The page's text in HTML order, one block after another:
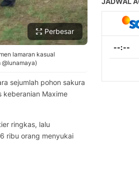
Perbesar
lamaran kasual
sejumlah pohon sakura
keberanian Maxime
ringkas, lalu
ribu orang menyukai